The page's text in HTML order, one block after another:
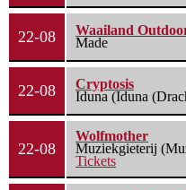
22-08
Waailand
Made
22-08
Cryptosis
Iduna (Iduna
22-08
Wolfmother
Muziekgieterij
Tickets